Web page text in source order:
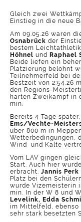
Gleich zwei
Einstieg in die neue
Am 09.05.26 waren
Osnabrück der
bestem
Höhnel und Raphael
Beide liefen ein
Platzierung belohnt
Teilnehmerfeld bei
Bestzeit von 2:54.26
den Regions-
harten Zweikampf in
min.
Bereits 4 Tage
Ems/Vechte-
über 800 m in
Wetterbedingungen,
Wind und Kälte
Vom LAV gingen
Start. Auch hier
erbracht. Jannis Perk
Platz bei den
wurde Vizemeisterin
min. In der W 8 und
Levelink, Edda
im Mittelfeld, ebenso
sehr stark besetzten